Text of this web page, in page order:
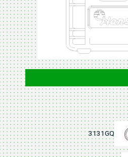
3131GQ